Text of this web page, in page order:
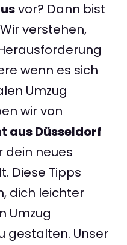
vor? Dann bist
verstehen,
wenn es sich
Umzug
wir von
aus Düsseldorf
dein neues
Diese Tipps
dich leichter
Umzug
gestalten. Unser